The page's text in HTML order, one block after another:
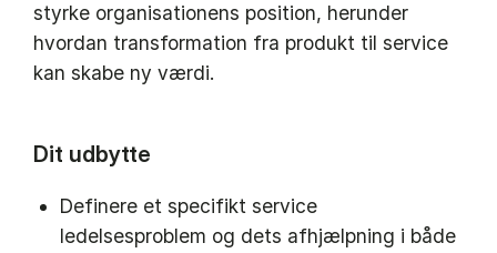
styrke organisationens position, herunder
hvordan transformation fra produkt til service
kan skabe ny værdi.
Dit udbytte
Definere et specifikt service
ledelsesproblem og dets afhjælpning i både